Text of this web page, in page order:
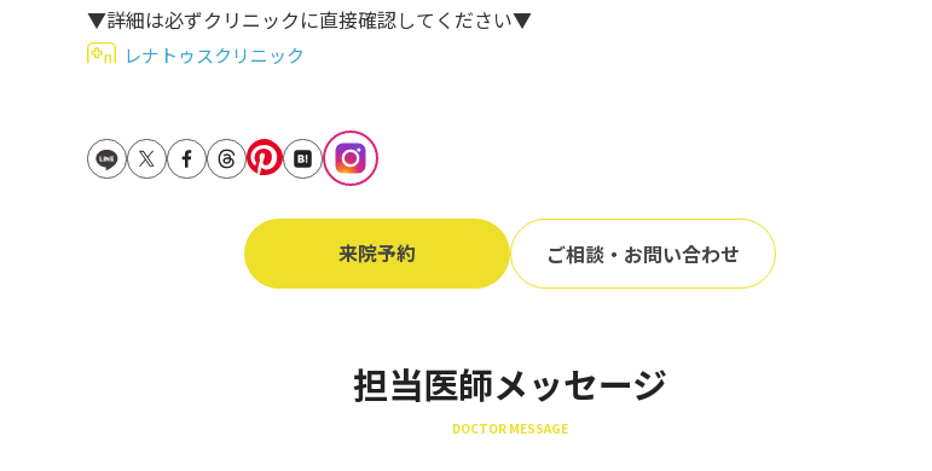
地域から探す
名古屋
仙台
福岡
▼詳細は必ずクリニックに直接確認してください▼
レナトゥスクリニック
来院予約 ご相談・お問い合わせ
担当医師メッセージ
DOCTOR MESSAGE